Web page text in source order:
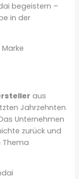
begeistern –
in der
aus
Jahrzehnten
Unternehmen
zurück und
Thema